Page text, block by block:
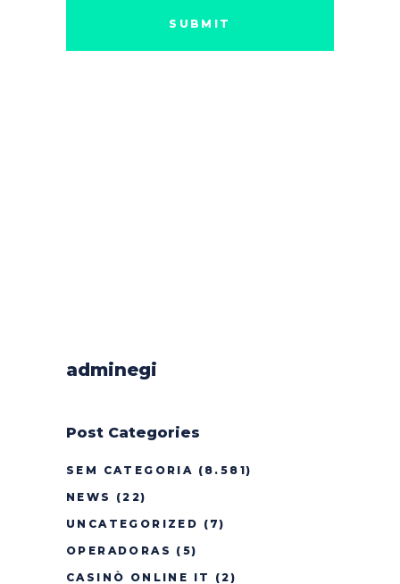
adminegi
Post Categories
SEM CATEGORIA (8.581)
NEWS
(22)
UNCATEGORIZED (7)
OPERADORAS (5)
CASINÒ ONLINE IT
(2)